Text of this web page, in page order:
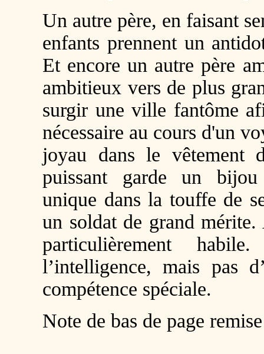
Un autre père, en faisant
enfants prennent un
Et encore un autre père
ambitieux vers de plus
surgir une ville fantôme
nécessaire au cours d'un
joyau dans le vêtement
puissant garde un bijou
unique dans la touffe de
un soldat de grand mérite.
particulièrement
l’intelligence, mais pas
compétence spéciale.
Note de bas de page